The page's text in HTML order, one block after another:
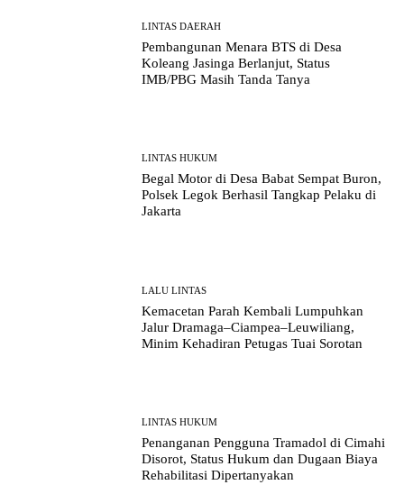
LINTAS DAERAH
Pembangunan Menara BTS di Desa
Koleang Jasinga Berlanjut, Status
IMB/PBG Masih Tanda Tanya
LINTAS HUKUM
Begal Motor di Desa Babat Sempat Buron,
Polsek Legok Berhasil Tangkap Pelaku di
Jakarta
LALU LINTAS
Kemacetan Parah Kembali Lumpuhkan
Jalur Dramaga–Ciampea–Leuwiliang,
Minim Kehadiran Petugas Tuai Sorotan
LINTAS HUKUM
Penanganan Pengguna Tramadol di Cimahi
Disorot, Status Hukum dan Dugaan Biaya
Rehabilitasi Dipertanyakan